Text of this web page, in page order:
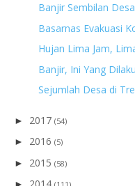
Banjir Sembilan
Basarnas Evakuasi
Hujan Lima Jam,
Banjir, Ini Yang
Sejumlah Desa di
► 2017 (54)
► 2016 (5)
► 2015 (58)